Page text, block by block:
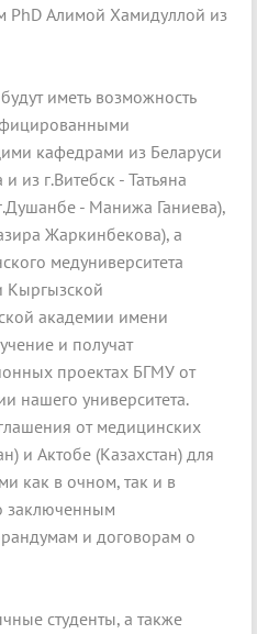
PhD Алимой Хамидуллой из
иметь возможность
кафедрами из Беларуси
из г.Витебск - Татьяна
- Манижа Ганиева),
Жаркинбекова), а
медуниверситета
Кыргызской
академии имени
и получат
проектах БГМУ от
нашего университета.
от медицинских
и Актобе (Казахстан) для
как в очном, так и в
заключенным
и договорам о
студенты, а также